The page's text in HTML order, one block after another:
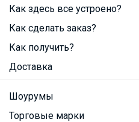
Как здесь все устроено?
Как сделать заказ?
Как получить?
Доставка
Шоурумы
Торговые марки